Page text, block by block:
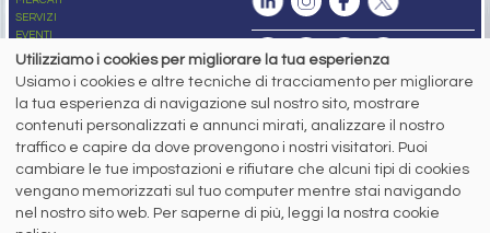
SERVIZI
EVENTI
ABBONAMENTI
NEWSLETTER
Capitale Sociale: 190.000€ interamente versato
Registro delle Imprese di Brescia
Codice Fiscale e Partita I.V.A.:IT03562320170
R.E.A. n. 419331
www.siderweb.com: Autorizzazione del Tribunale di Brescia n. 11/2004 del 17
marzo 2004, Iscrizione al R.O.C. n. 26116.
Direttrice Responsabile:
Utilizziamo i cookies per migliorare la tua esperienza
Usiamo i cookies e altre tecniche di tracciamento per migliorare
la tua esperienza di navigazione sul nostro sito, mostrare
contenuti personalizzati e annunci mirati, analizzare il nostro
traffico e capire da dove provengono i nostri visitatori. Puoi
cambiare le tue impostazioni e rifiutare che alcuni tipi di cookies
vengano memorizzati sul tuo computer mentre stai navigando
nel nostro sito web. Per saperne di più, leggi la nostra cookie